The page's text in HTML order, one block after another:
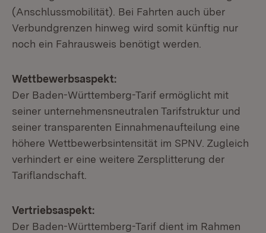
(Anschlussmobilität). Bei Fahrten auch über
Verbundgrenzen hinweg wird somit künftig nur
noch ein Fahrausweis benötigt werden.
Wettbewerbsaspekt:
Der Baden-Württemberg-Tarif ermöglicht mit
seiner unternehmensneutralen Tarifstruktur und
seiner transparenten Einnahmenaufteilung eine
höhere Wettbewerbsintensität im SPNV. Zugleich
verhindert er eine weitere Zersplitterung der
Tariflandschaft.
Vertriebsaspekt:
Der Baden-Württemberg-Tarif dient im Rahmen